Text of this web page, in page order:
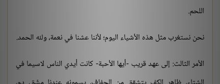
اللحم.
نحن نستغرب مثل هذه الأشياء اليوم؛ لأننا عشنا في نعمة، ولله الحمد.
الأمر الثالث: إلى عهد قريب -أيها الأحبة- كانت أيدي الناس لاسيما في